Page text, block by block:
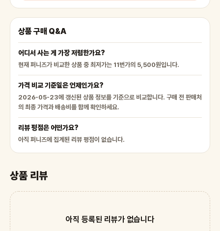
상품 구매 Q&A
어디서 사는 게 가장 저렴한가요?
현재 퍼니즈가 비교한 상품 중 최저가는 11번가의 5,500원입니다.
가격 비교 기준일은 언제인가요?
2026-05-23에 갱신된 상품 정보를 기준으로 비교합니다. 구매 전 판매처
의 최종 가격과 배송비를 함께 확인하세요.
리뷰 평점은 어떤가요?
아직 퍼니즈에 집계된 리뷰 평점이 없습니다.
상품 리뷰
아직 등록된 리뷰가 없습니다